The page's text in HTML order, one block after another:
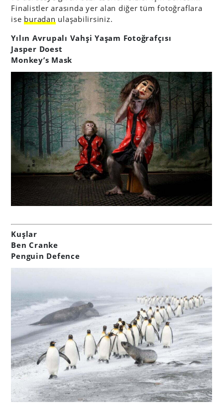
Finalistler arasında yer alan diğer tüm fotoğraflara
ise buradan ulaşabilirsiniz.
Yılın Avrupalı Vahşi Yaşam Fotoğrafçısı
Jasper Doest
Monkey’s Mask
Kuşlar
Ben Cranke
Penguin Defence